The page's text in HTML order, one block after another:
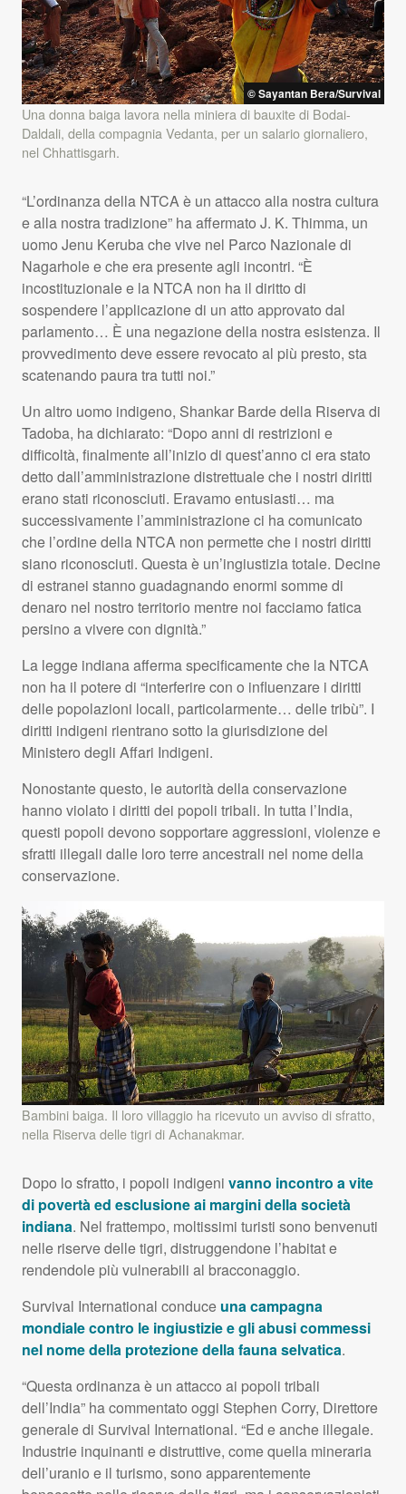
© Sayantan Bera/Survival
Una donna baiga lavora nella miniera di bauxite di Bodai-
Daldali, della compagnia Vedanta, per un salario giornaliero,
nel Chhattisgarh.
“L’ordinanza della NTCAè un attacco alla nostra cultura
e alla nostra tradizione” ha affermato J. K. Thimma, un
uomo Jenu Keruba che vive nel Parco Nazionale di
Nagarhole e che era presente agli incontri. “È
incostituzionale e la NTCA non ha il diritto di
sospendere l’applicazione di un atto approvato dal
parlamento… È una negazione della nostra esistenza. Il
provvedimento deve essere revocato al più presto, sta
scatenando paura tra tutti noi.”
Un altro uomo indigeno, Shankar Barde della Riserva di
Tadoba, ha dichiarato: “Dopo anni di restrizioni e
difficoltà, finalmente all’inizio di quest’anno ci era stato
detto dall’amministrazione distrettuale che i nostri diritti
erano stati riconosciuti. Eravamo entusiasti… ma
successivamente l’amministrazione ci ha comunicato
che l’ordine della NTCA non permette che i nostri diritti
siano riconosciuti. Questa è un’ingiustizia totale. Decine
di estranei stanno guadagnando enormi somme di
denaro nel nostro territorio mentre noi facciamo fatica
persino a vivere con dignità.”
La legge indiana afferma specificamente che la NTCA
non ha il potere di “interferire con o influenzare i diritti
delle popolazioni locali, particolarmente… delle tribù”. I
diritti indigeni rientrano sotto la giurisdizione del
Ministero degli Affari Indigeni.
Nonostante questo, le autorità della conservazione
hanno violato i diritti dei popoli tribali. In tutta l’India,
questi popoli devono sopportare aggressioni, violenze e
sfratti illegali dalle loro terre ancestrali nel nome della
conservazione.
Bambini baiga. Il loro villaggio ha ricevuto un avviso di sfratto,
nella Riserva delle tigri di Achanakmar.
Dopo lo sfratto, i popoli indigeni vanno incontro a vite
di povertà ed esclusione ai margini della società
indiana. Nel frattempo, moltissimi turisti sono benvenuti
nelle riserve delle tigri, distruggendone l’habitat e
rendendole più vulnerabili al bracconaggio.
Survival International conduce una campagna
mondiale contro le ingiustizie e gli abusi commessi
nel nome della protezione della fauna selvatica.
“Questa ordinanza è un attacco ai popoli tribali
dell’India” ha commentato oggi Stephen Corry, Direttore
generale di Survival International. “Ed e anche illegale.
Industrie inquinanti e distruttive, come quella mineraria
dell’uranio e il turismo, sono apparentemente